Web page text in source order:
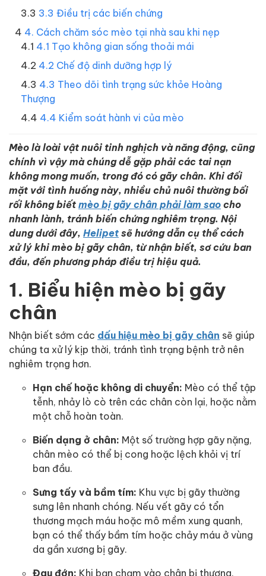
3.3 Điều trị các biến chứng
4. Cách chăm sóc mèo tại nhà sau khi nẹp
4.1 Tạo không gian sống thoải mái
4.2 Chế độ dinh dưỡng hợp lý
4.3 Theo dõi tình trạng sức khỏe Hoàng
Thượng
4.4 Kiểm soát hành vi của mèo
Mèo là loài vật nuôi tinh nghịch và năng động, cũng
chính vì vậy mà chúng dễ gặp phải các tai nạn
không mong muốn, trong đó có gãy chân. Khi đối
mặt với tình huống này, nhiều chủ nuôi thường bối
rối không biết mèo bị gãy chân phải làm sao cho
nhanh lành, tránh biến chứng nghiêm trọng. Nội
dung dưới đây, Helipet sẽ hướng dẫn cụ thể cách
xử lý khi mèo bị gãy chân, từ nhận biết, sơ cứu ban
đầu, đến phương pháp điều trị hiệu quả.
1. Biểu hiện mèo bị gãy
chân
Nhận biết sớm các dấu hiệu mèo bị gãy chân sẽ giúp
chúng ta xử lý kịp thời, tránh tình trạng bệnh trở nên
nghiêm trọng hơn.
Hạn chế hoặc không di chuyển: Mèo có thể tập
tễnh, nhảy lò cò trên các chân còn lại, hoặc nằm
một chỗ hoàn toàn.
Biến dạng ở chân: Một số trường hợp gãy nặng,
chân mèo có thể bị cong hoặc lệch khỏi vị trí
ban đầu.
Sưng tấy và bầm tím: Khu vực bị gãy thường
sưng lên nhanh chóng. Nếu vết gãy có tổn
thương mạch máu hoặc mô mềm xung quanh,
bạn có thể thấy bầm tím hoặc chảy máu ở vùng
da gần xương bị gãy.
Đau đớn: Khi bạn chạm vào chân bị thương,